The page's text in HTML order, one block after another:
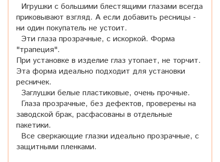
Игрушки с большими блестящими глазами всегда
приковывают взгляд. А если добавить ресницы -
ни один покупатель не устоит.
Эти глаза прозрачные, с искоркой. Форма
"трапеция".
При установке в изделие глаз утопает, не торчит.
Эта форма идеально подходит для установки
ресничек.
Заглушки белые пластиковые, очень прочные.
Глаза прозрачные, без дефектов, проверены на
заводской брак, расфасованы в отдельные
пакетики.
Все сверкающие глазки идеально прозрачные, с
защитными пленками.